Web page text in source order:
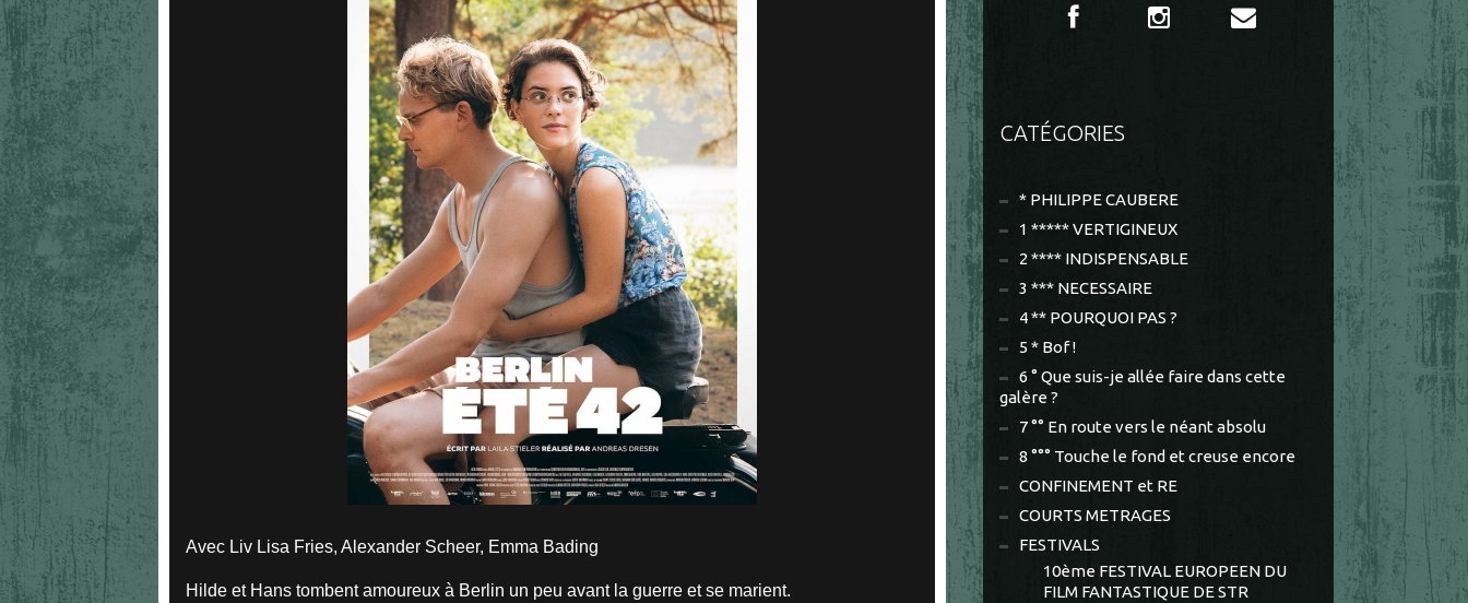
Avec Liv Lisa Fries, Alexander Scheer, Emma Bading
Hilde et Hans tombent amoureux à Berlin un peu avant la guerre et se marient.
CATÉGORIES
* PHILIPPE CAUBERE
1 ***** VERTIGINEUX
2 **** INDISPENSABLE
3 *** NECESSAIRE
4 ** POURQUOI PAS ?
5 * Bof !
6 ° Que suis-je allée faire dans cette
galère ?
7 °° En route vers le néant absolu
8 °°° Touche le fond et creuse encore
CONFINEMENT et RE
COURTS METRAGES
FESTIVALS
10ème FESTIVAL EUROPEEN DU
FILM FANTASTIQUE DE STR